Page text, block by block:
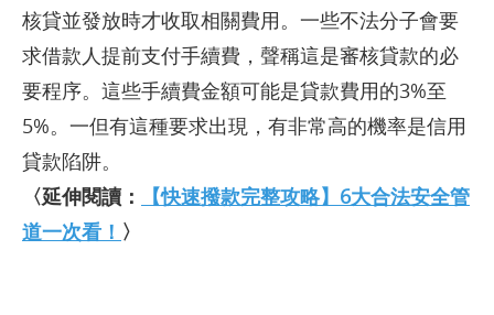
核貸並發放時才收取相關費用。一些不法分子會要
求借款人提前支付手續費，聲稱這是審核貸款的必
要程序。這些手續費金額可能是貸款費用的3%至
5%。一但有這種要求出現，有非常高的機率是信用
貸款陷阱。
〈延伸閱讀：
【快速撥款完整攻略】6大合法安全管
道一次看！ 〉